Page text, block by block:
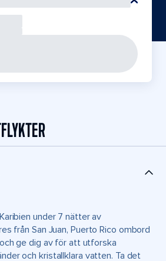
under 7 nätter av
från San Juan, Puerto Rico ombord
ge dig av för att utforska
och kristallklara vatten. Ta det